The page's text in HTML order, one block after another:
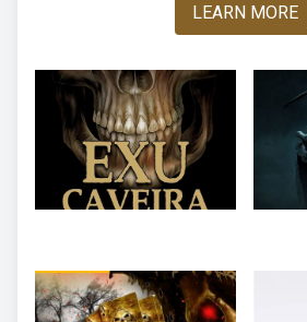
LEARN MORE